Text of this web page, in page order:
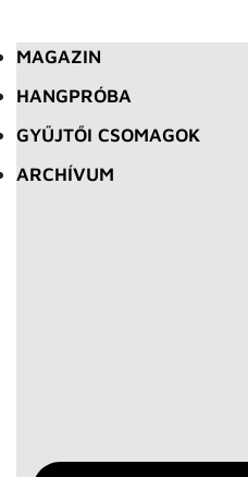
MAGAZIN
HANGPRÓBA
GYŰJTŐI CSOMAGOK
ARCHÍVUM